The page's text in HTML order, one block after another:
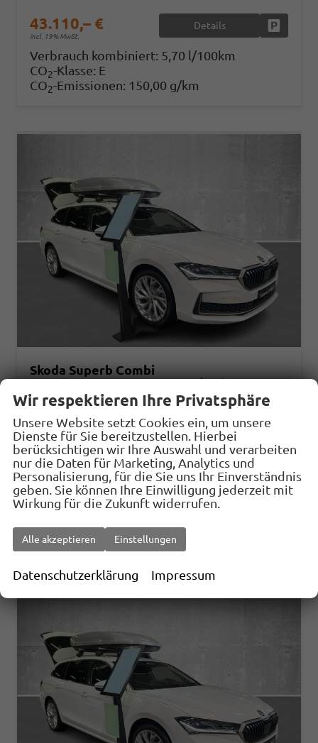
43.110,– €
incl. 19% MwSt.
Details
Verbrauch kombiniert: 5,70 l/100km
CO2-Klasse: E
CO2-Emissionen: 150,00 g/km
Skoda Superb Combi
Sportline 1.5 eTSI mHEV 150PS/110kW DSG7 2026
unverbindliche Lieferzeit: Ca. 10 Wochen Neuwagen
Fahrzeugnr. 30908 Getriebe
KraftstoffBenzin Leistung110 kW (150 PS)
43.861,– €
incl. 19% MwSt.
Details
Verbrauch kombiniert:5,50 l/100km
CO2-Klasse: D
CO2-Emissionen:125,00 g/km
Wir respektieren Ihre Privatsphäre
Unsere Website setzt Cookies ein, um unsere
Dienste für Sie bereitzustellen. Hierbei
berücksichtigen wir Ihre Auswahl und verarbeiten
nur die Daten für Marketing, Analytics und
Personalisierung, für die Sie uns Ihr Einverständnis
geben. Sie können Ihre Einwilligung jederzeit mit
Wirkung für die Zukunft widerrufen.
Alle akzeptieren Einstellungen
Datenschutzerklärung Impressum